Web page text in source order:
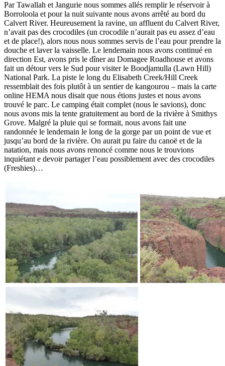
Par Tawallah et Jangurie nous sommes allés remplir le réservoir à
Borroloola et pour la nuit suivante nous avons arrêté au bord du
Calvert River. Heureusement la ravine, un affluent du Calvert River,
n’avait pas des crocodiles (un crocodile n’aurait pas eu assez d’eau
et de place!), alors nous nous sommes servis de l’eau pour prendre la
douche et laver la vaisselle. Le lendemain nous avons continué en
direction Est, avons pris le dîner au Domagee Roadhouse et avons
fait un détour vers le Sud pour visiter le Boodjamulla (Lawn Hill)
National Park. La piste le long du Elisabeth Creek/Hill Creek
ressemblait des fois plutôt à un sentier de kangourou – mais la carte
online HEMA nous disait que nous étions justes et nous avons
trouvé le parc. Le camping était complet (nous le savions), donc
nous avons mis la tente gratuitement au bord de la rivière à Smithys
Grove. Malgré la pluie qui se formait, nous avons fait une
randonnée le lendemain le long de la gorge par un point de vue et
jusqu’au bord de la rivière. On aurait pu faire du canoë et de la
natation, mais nous avons renoncé comme nous le trouvions
inquiétant e devoir partager l’eau possiblement avec des crocodiles
(Freshies)…